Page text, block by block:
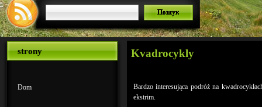
strony
Dom
Kvadrocykly
Bardzo interesująca podróż na
ekstrim.